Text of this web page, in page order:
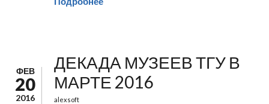
ФЕВ
20
2016
ДЕКАДА МУЗЕЕВ ТГУ В
МАРТЕ 2016
alexsoft